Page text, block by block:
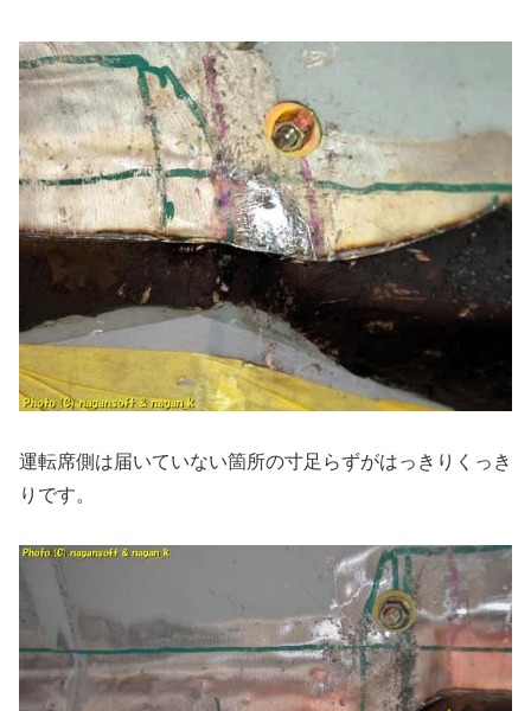
運転席側は届いていない箇所の寸足らずがはっきりくっき
りです。